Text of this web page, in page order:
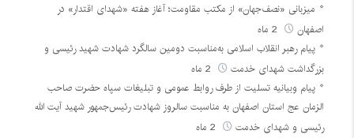
میزبانی «نصف‌جهان» از مکتب مقاومت؛ آغاز هفته «شهدای اقتدار» در
اصفهان
پیام رهبر انقلاب اسلامی به‌مناسبت دومین سالگرد شهادت شهید رئیسی و
بزرگداشت شهدای خدمت
پیام وبیانیه تسلیت از طرف روابط عمومی و تبلیغات سپاه حضرت صاحب
الزمان عج استان اصفهان به مناسبت سالروز شهادت رئیس‌جمهور شهید آیت الله
رئیسی و شهدای خدمت